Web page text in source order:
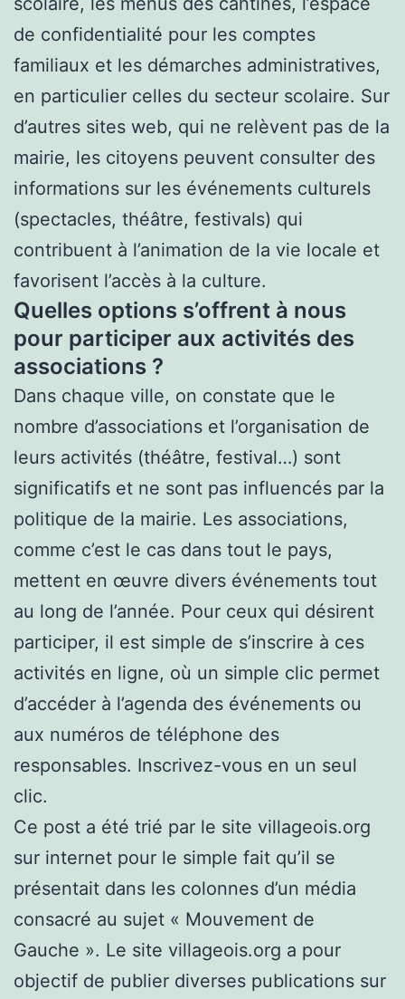
de confidentialité pour les comptes
familiaux et les démarches administratives,
en particulier celles du secteur scolaire. Sur
d’autres sites web, qui ne relèvent pas de la
mairie, les citoyens peuvent consulter des
informations sur les événements culturels
(spectacles, théâtre, festivals) qui
contribuent à l’animation de la vie locale et
favorisent l’accès à la culture.
Quelles options s’offrent à nous
pour participer aux activités des
associations ?
Dans chaque ville, on constate que le
nombre d’associations et l’organisation de
leurs activités (théâtre, festival…) sont
significatifs et ne sont pas influencés par la
politique de la mairie. Les associations,
comme c’est le cas dans tout le pays,
mettent en œuvre divers événements tout
au long de l’année. Pour ceux qui désirent
participer, il est simple de s’inscrire à ces
activités en ligne, où un simple clic permet
d’accéder à l’agenda des événements ou
aux numéros de téléphone des
responsables. Inscrivez-vous en un seul
clic.
Ce post a été trié par le site villageois.org
sur internet pour le simple fait qu’il se
présentait dans les colonnes d’un média
consacré au sujet « Mouvement de
Gauche ». Le site villageois.org a pour
objectif de publier diverses publications sur